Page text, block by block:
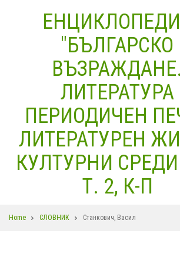
"БЪЛГАРСКО
ВЪЗРАЖДАНЕ.
ЛИТЕРАТУРА
ПЕРИОДИЧЕН
ЛИТЕРАТУРЕН
КУЛТУРНИ
Т. 2, К-П
Breadcrumb
Home СЛОВНИК Станкович, Васил